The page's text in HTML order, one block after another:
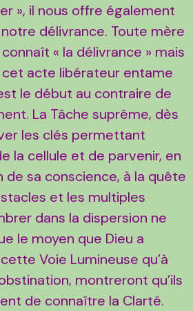
», il nous offre également
délivrance. Toute mère
« la délivrance » mais
cet acte libérateur entame
le début au contraire de
La Tâche suprême, dès
les clés permettant
la cellule et de parvenir, en
de sa conscience, à la quête
et les multiples
dans la dispersion ne
le moyen que Dieu a
Voie Lumineuse qu’à
montreront qu’ils
de connaître la Clarté.